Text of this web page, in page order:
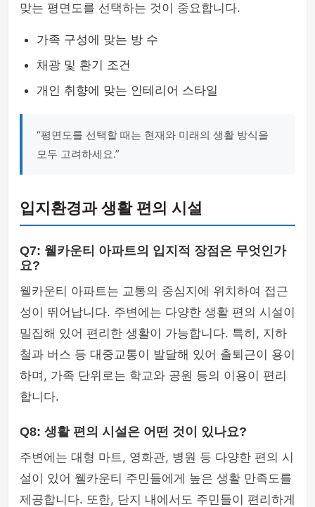
맞는 평면도를 선택하는 것이 중요합니다.
가족 구성에 맞는 방 수
채광 및 환기 조건
개인 취향에 맞는 인테리어 스타일
“평면도를 선택할 때는 현재와 미래의 생활 방식을
모두 고려하세요.”
입지환경과 생활 편의 시설
Q7: 웰카운티 아파트의 입지적 장점은 무엇인가
요?
웰카운티 아파트는 교통의 중심지에 위치하여 접근
성이 뛰어납니다. 주변에는 다양한 생활 편의 시설이
밀집해 있어 편리한 생활이 가능합니다. 특히, 지하
철과 버스 등 대중교통이 발달해 있어 출퇴근이 용이
하며, 가족 단위로는 학교와 공원 등의 이용이 편리
합니다.
Q8: 생활 편의 시설은 어떤 것이 있나요?
주변에는 대형 마트, 영화관, 병원 등 다양한 편의 시
설이 있어 웰카운티 주민들에게 높은 생활 만족도를
제공합니다. 또한, 단지 내에서도 주민들이 편리하게